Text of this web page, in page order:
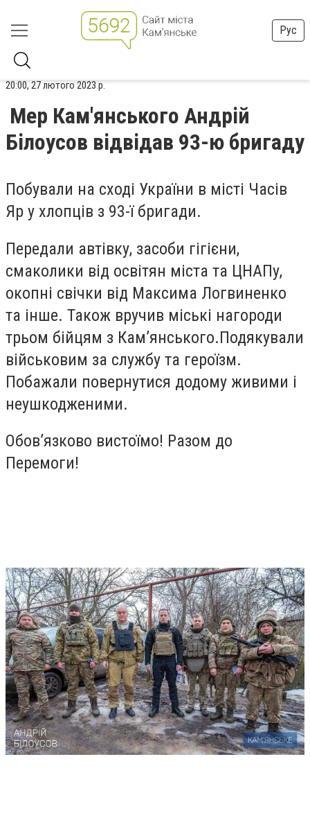
Рус
20:00, 27 лютого 2023 р.
Мер Кам'янського Андрій
Білоусов відвідав 93-ю бригаду
Побували на сході України в місті Часів
Яр у хлопців з 93-ї бригади.
Передали автівку, засоби гігієни,
смаколики від освітян міста та ЦНАПу,
окопні свічки від Максима Логвиненко
та інше. Також вручив міські нагороди
трьом бійцям з Кам’янського.Подякували
військовим за службу та героїзм.
Побажали повернутися додому живими і
неушкодженими.
Обов’язково вистоїмо! Разом до
Перемоги!